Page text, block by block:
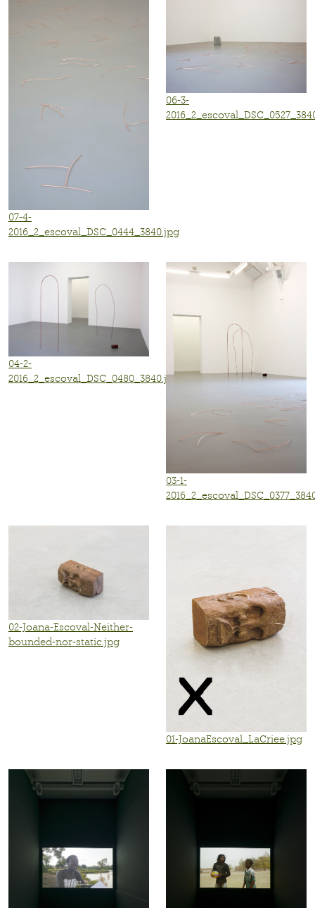
07-4-
2016_2_escoval_DSC_0444_3840.jpg
06-3-
04-2-
2016_2_escoval_DSC_0480_3840.jpg
03-1-
02-Joana-Escoval-Neither-
bounded-nor-static.jpg
01-JoanaEscoval_LaCriee.jpg